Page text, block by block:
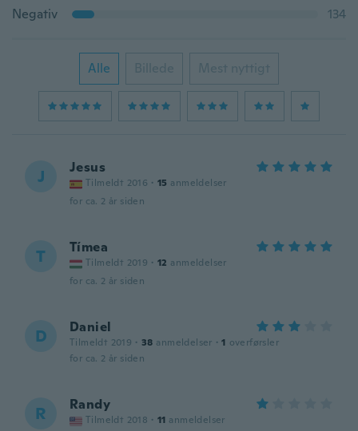
Negativ
134
Alle Billede Mest nyttigt
J Jesus
Tilmeldt 2016 · 15 anmeldelser
for ca. 2 år siden
T Tímea
Tilmeldt 2019 · 12 anmeldelser
for ca. 2 år siden
D Daniel
Tilmeldt 2019 · 38 anmeldelser · 1 overførsler
for ca. 2 år siden
R Randy
Tilmeldt 2018 · 11 anmeldelser